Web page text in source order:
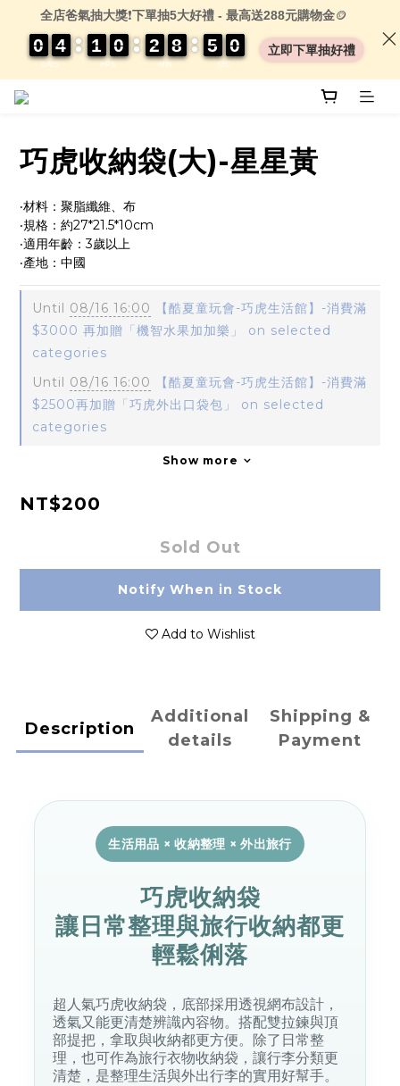
巧虎收納袋(大)-星星黃
‧材料：聚脂纖維、布
‧規格：約27*21.5*10cm
‧適用年齡：3歲以上
‧產地：中國
Until 08/16 16:00
【酷夏童玩會-巧虎生活館】-消費滿
$3000 再加贈「機智水果加加樂」 on selected
categories
Until 08/16 16:00
【酷夏童玩會-巧虎生活館】-消費滿
$2500再加贈「巧虎外出口袋包」 on selected
categories
Show more
NT$200
Sold Out
Notify When in Stock
Add to Wishlist
Description
Additional
details
Shipping &
Payment
生活用品 × 收納整理 × 外出旅行
巧虎收納袋
讓日常整理與旅行收納都更
輕鬆俐落
超人氣巧虎收納袋，底部採用透視網布設計，
透氣又能更清楚辨識內容物。搭配雙拉鍊與頂
部提把，拿取與收納都更方便。除了日常整
理，也可作為旅行衣物收納袋，讓行李分類更
清楚，是整理生活與外出行李的實用好幫手。
全店爸氣抽大獎❗下單抽5大好禮 - 最高送288元購物金🪙
DAYS
0
0
0
0 4
4
4
4
HRS
1
1
1
1 0
0
0
0
MIN
2
2
2
2 8
8
8
8
SEC
4
4
4
4 0
0
9
9
9
9 立即下單抽好禮